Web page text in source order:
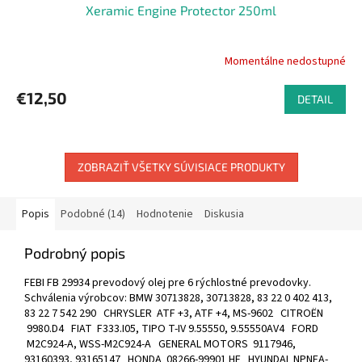
Xeramic Engine Protector 250ml
Momentálne nedostupné
€12,50 DETAIL
ZOBRAZIŤ VŠETKY SÚVISIACE PRODUKTY
Popis Podobné (14) Hodnotenie Diskusia
Podrobný popis
FEBI FB 29934 prevodový olej pre 6 rýchlostné prevodovky.
Schválenia výrobcov: BMW 30713828, 30713828, 83 22 0 402 413,
83 22 7 542 290 CHRYSLER ATF +3, ATF +4, MS-9602 CITROËN
9980.D4 FIAT F333.I05, TIPO T-IV 9.55550, 9.55550AV4 FORD
M2C924-A, WSS-M2C924-A GENERAL MOTORS 9117946,